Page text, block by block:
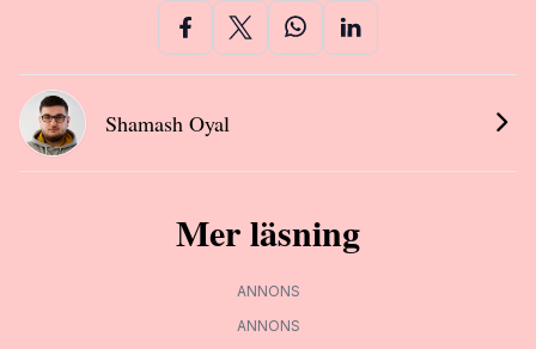
Shamash Oyal
Mer läsning
ANNONS
ANNONS